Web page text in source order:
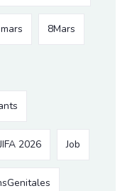
8Mars
JIFA 2026 Job